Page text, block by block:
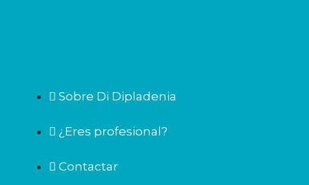
Sobre Di Dipladenia
¿Eres profesional?
Contactar